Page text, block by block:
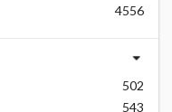
4556
502
543